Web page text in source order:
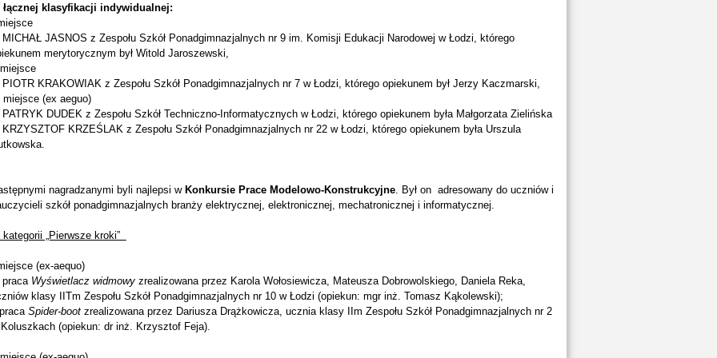
łącznej klasyfikacji indywidualnej:
JASNOS z Zespołu Szkół Ponadgimnazjalnych nr 9 im. Komisji Edukacji Narodowej w Łodzi, którego
merytorycznym był Witold Jaroszewski,
KRAKOWIAK z Zespołu Szkół Ponadgimnazjalnych nr 7 w Łodzi, którego opiekunem był Jerzy Kaczmarski,
miejsce (ex aeguo)
DUDEK z Zespołu Szkół Techniczno-Informatycznych w Łodzi, którego opiekunem była Małgorzata Zielińska
KRZEŚLAK z Zespołu Szkół Ponadgimnazjalnych nr 22 w Łodzi, którego opiekunem była Urszula
nagradzanymi byli najlepsi w Konkursie Prace Modelowo-Konstrukcyjne. Był on adresowany do uczniów i
szkół ponadgimnazjalnych branży elektrycznej, elektronicznej, mechatronicznej i informatycznej.
kategorii „Pierwsze kroki”
(ex-aequo)
Wyświetlacz widmowyzrealizowana przez Karola Wołosiewicza, Mateusza Dobrowolskiego, Daniela Reka,
klasy IITm Zespołu Szkół Ponadgimnazjalnych nr 10 w Łodzi (opiekun: mgr inż. Tomasz Kąkolewski);
Spider-boot zrealizowana przez Dariusza Drążkowicza, ucznia klasy IIm Zespołu Szkół Ponadgimnazjalnych nr 2
(opiekun: dr inż. Krzysztof Feja).